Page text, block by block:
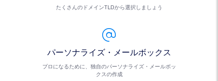
たくさんのドメインTLDから選択しましょう
パーソナライズ・メールボックス
プロになるために、独自のパーソナライズ・メールボッ
クスの作成